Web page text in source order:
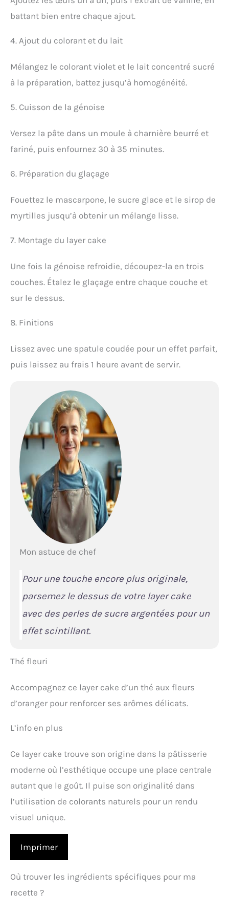
battant bien entre chaque ajout.
4. Ajout du colorant et du lait
Mélangez le colorant violet et le lait concentré sucré
à la préparation, battez jusqu’à homogénéité.
5. Cuisson de la génoise
Versez la pâte dans un moule à charnière beurré et
fariné, puis enfournez 30 à 35 minutes.
6. Préparation du glaçage
Fouettez le mascarpone, le sucre glace et le sirop de
myrtilles jusqu’à obtenir un mélange lisse.
7. Montage du layer cake
Une fois la génoise refroidie, découpez-la en trois
couches. Étalez le glaçage entre chaque couche et
sur le dessus.
8. Finitions
Lissez avec une spatule coudée pour un effet parfait,
puis laissez au frais 1 heure avant de servir.
Mon astuce de chef
Pour une touche encore plus originale,
parsemez le dessus de votre layer cake
avec des perles de sucre argentées pour un
effet scintillant.
Thé fleuri
Accompagnez ce layer cake d’un thé aux fleurs
d’oranger pour renforcer ses arômes délicats.
L’info en plus
Ce layer cake trouve son origine dans la pâtisserie
moderne où l’esthétique occupe une place centrale
autant que le goût. Il puise son originalité dans
l’utilisation de colorants naturels pour un rendu
visuel unique.
Imprimer
Où trouver les ingrédients spécifiques pour ma
recette ?